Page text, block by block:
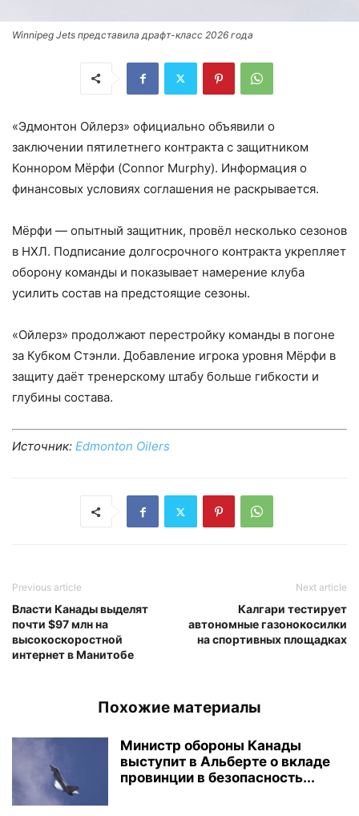
Winnipeg Jets представила драфт-класс 2026 года
«Эдмонтон Ойлерз» официально объявили о
заключении пятилетнего контракта с защитником
Коннором Мёрфи (Connor Murphy). Информация о
финансовых условиях соглашения не раскрывается.
Мёрфи — опытный защитник, провёл несколько сезонов
в НХЛ. Подписание долгосрочного контракта укрепляет
оборону команды и показывает намерение клуба
усилить состав на предстоящие сезоны.
«Ойлерз» продолжают перестройку команды в погоне
за Кубком Стэнли. Добавление игрока уровня Мёрфи в
защиту даёт тренерскому штабу больше гибкости и
глубины состава.
Источник: Edmonton Oilers
Previous article
Власти Канады выделят
почти $97 млн на
высокоскоростной
интернет в Манитобе
Next article
Калгари тестирует
автономные газонокосилки
на спортивных площадках
Похожие материалы
Министр обороны Канады
выступит в Альберте о вкладе
провинции в безопасность...